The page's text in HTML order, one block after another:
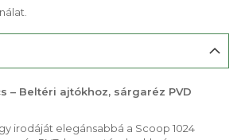
– Beltéri ajtókhoz, sárgaréz PVD
irodáját elegánsabbá a Scoop 1024